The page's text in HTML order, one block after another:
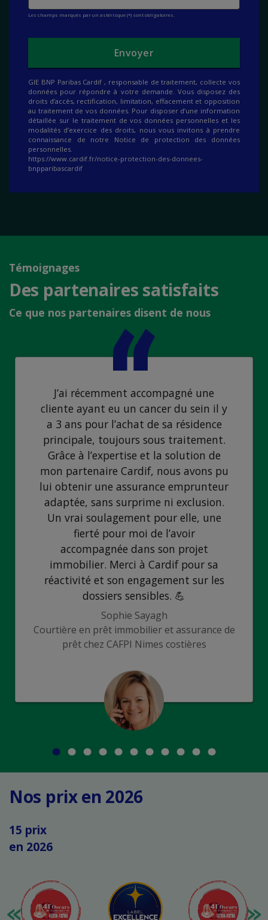
Les champs marqués par un astérisque (*) sont obligatoires.
Envoyer
GIE BNP Paribas Cardif , responsable de traitement, collecte vos
données pour répondre à votre demande. Vous disposez des
droits d’accès, rectification, limitation, effacement et opposition
au traitement de vos données. Pour disposer d’une information
détaillée sur le traitement de vos données personnelles et les
modalités d’exercice des droits, nous vous invitons à prendre
connaissance de notre Notice de protection des données
personnelles.
https://www.cardif.fr/notice-protection-des-donnees-
bnpparibascardif
Témoignages
Des partenaires satisfaits
Ce que nos partenaires disent de nous
J’ai récemment accompagné une
cliente ayant eu un cancer du sein il y
a 3 ans pour l’achat de sa résidence
principale, toujours sous traitement.
Grâce à l’expertise et la solution de
mon partenaire Cardif, nous avons pu
lui obtenir une assurance emprunteur
adaptée, sans surprime ni exclusion.
Un vrai soulagement pour elle, une
fierté pour moi de l’avoir
accompagnée dans son projet
immobilier. Merci à Cardif pour sa
réactivité et son engagement sur les
dossiers sensibles. 💪
Sophie Sayagh
Courtière en prêt immobilier et assurance de
prêt chez CAFPI Nimes costières
Nos prix en 2026
15 prix
en 2026